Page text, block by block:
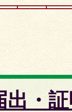
出・